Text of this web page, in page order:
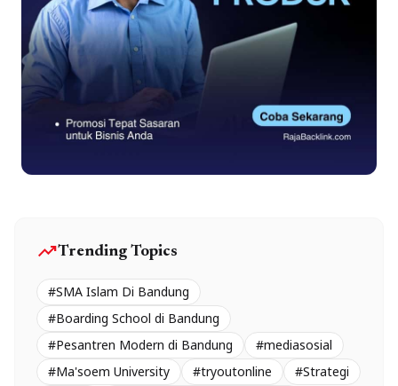
trending_upTrending Topics
#SMA Islam Di Bandung
#Boarding School di Bandung
#Pesantren Modern di Bandung
#mediasosial
#Ma'soem University
#tryoutonline
#Strategi